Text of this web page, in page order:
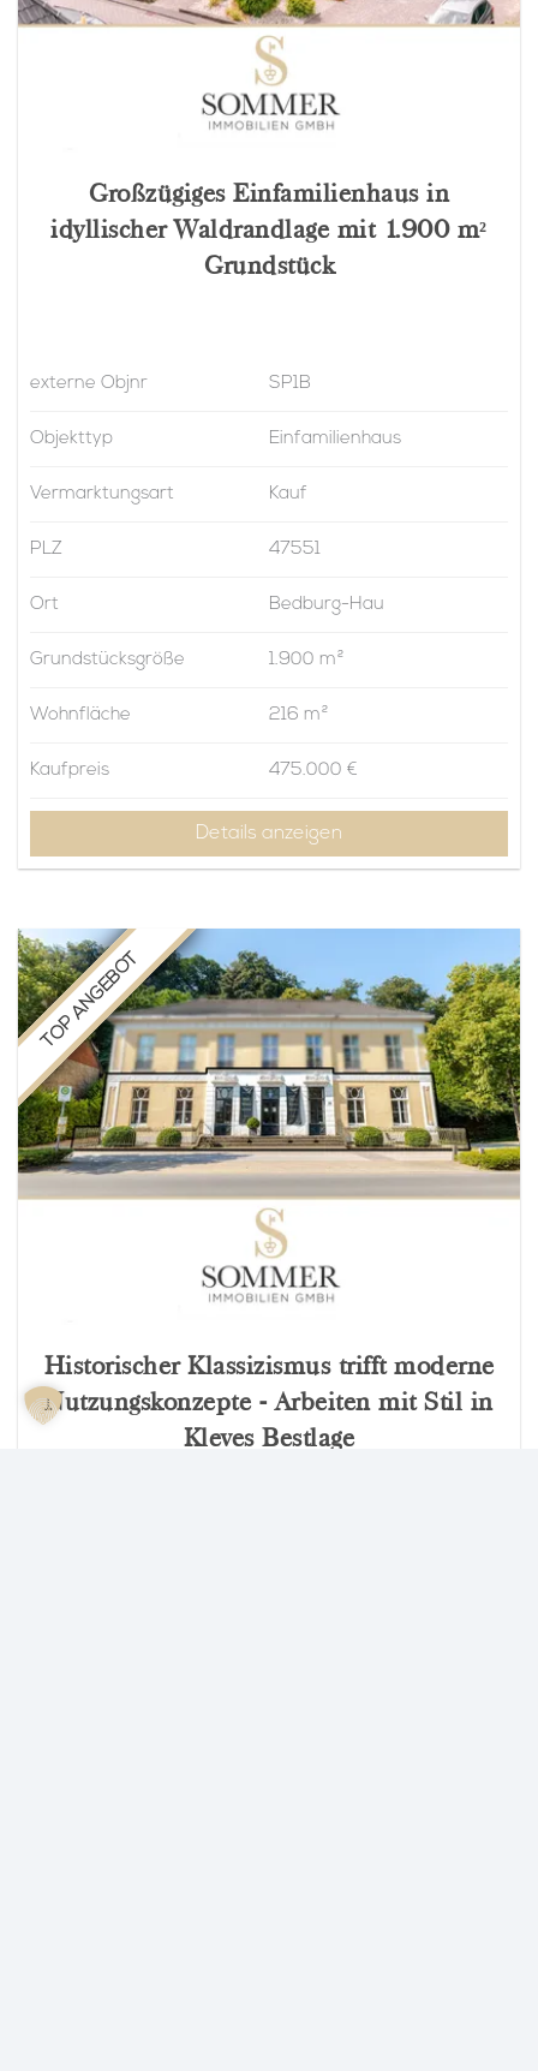
Großzügiges Einfamilienhaus in
idyllischer Waldrandlage mit 1.900 m²
Grundstück
externe Objnr SP1B
Objekttyp Einfamilienhaus
Vermarktungsart Kauf
PLZ 47551
Ort Bedburg-Hau
Grundstücksgröße 1.900 m²
Wohnfläche 216 m²
Kaufpreis 475.000 €
Details anzeigen
TOP ANGEBOT
Historischer Klassizismus trifft moderne
Nutzungskonzepte - Arbeiten mit Stil in
Kleves Bestlage